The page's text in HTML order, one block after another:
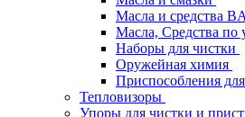
Масла и средства
Масла, Средства по
Наборы для чистки
Оружейная химия
Приспособления
Тепловизоры
Упоры для чистки и